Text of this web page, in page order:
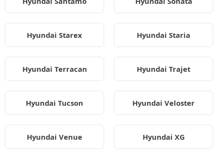
Hyundai Starex Hyundai Staria
Hyundai Terracan Hyundai Trajet
Hyundai Tucson Hyundai Veloster
Hyundai Venue Hyundai XG